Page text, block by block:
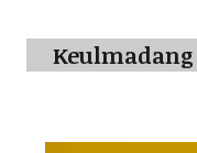
Keulmadang